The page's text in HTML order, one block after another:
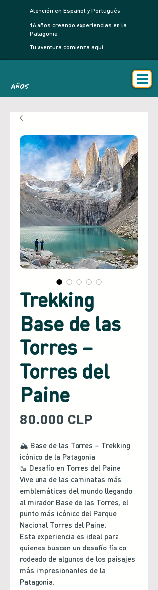
Atención en Español y Portugués
16 años creando experiencias en la
Patagonia
Tu aventura comienza aquí
AÑOS
Trekking
Base de las
Torres –
Torres del
Paine
80.000 CLP
🏔️ Base de las Torres – Trekking
icónico de la Patagonia
🥾 Desafío en Torres del Paine
Vive una de las caminatas más
emblemáticas del mundo llegando
al mirador Base de las Torres, el
punto más icónico del Parque
Nacional Torres del Paine.
Esta experiencia es ideal para
quienes buscan un desafío físico
rodeado de algunos de los paisajes
más impresionantes de la
Patagonia.